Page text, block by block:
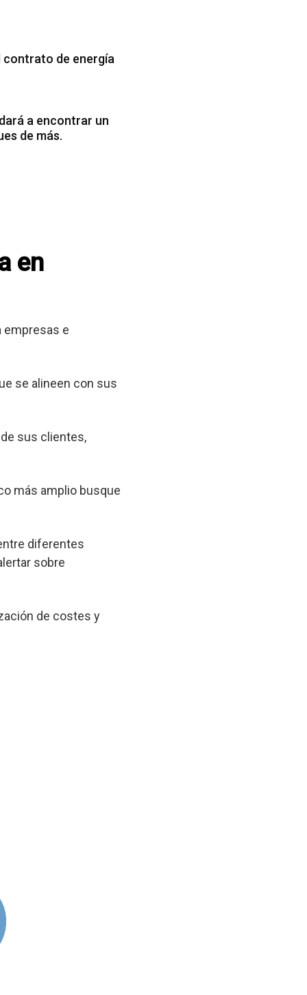
de energía
a encontrar un
de más.
en
empresas e
se alineen con sus
sus clientes,
más amplio busque
diferentes
sobre
de costes y